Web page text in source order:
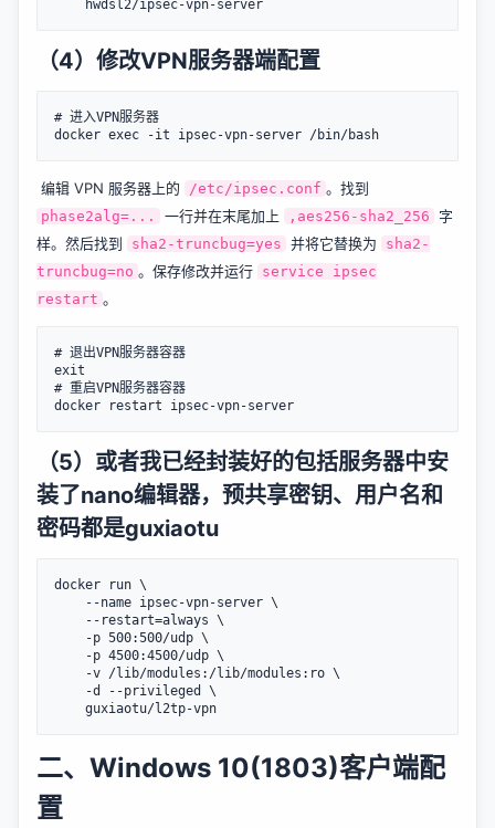
（4）修改VPN服务器端配置
# 进入VPN服务器
​ 编辑 VPN 服务器上的 /etc/ipsec.conf 。找到
phase2alg=... 一行并在末尾加上 ,aes256-sha2_256
字
样。然后找到
sha2-truncbug=yes 并将它替换为
sha2-
truncbug=no 。保存修改并运行 service ipsec
restart 。
# 退出VPN服务器容器
exit
# 重启VPN服务器容器
（5）或者我已经封装好的包括服务器中安
装了nano编辑器，预共享密钥、用户名和
密码都是guxiaotu
docker run \
二、Windows 10(1803)客户端配
置